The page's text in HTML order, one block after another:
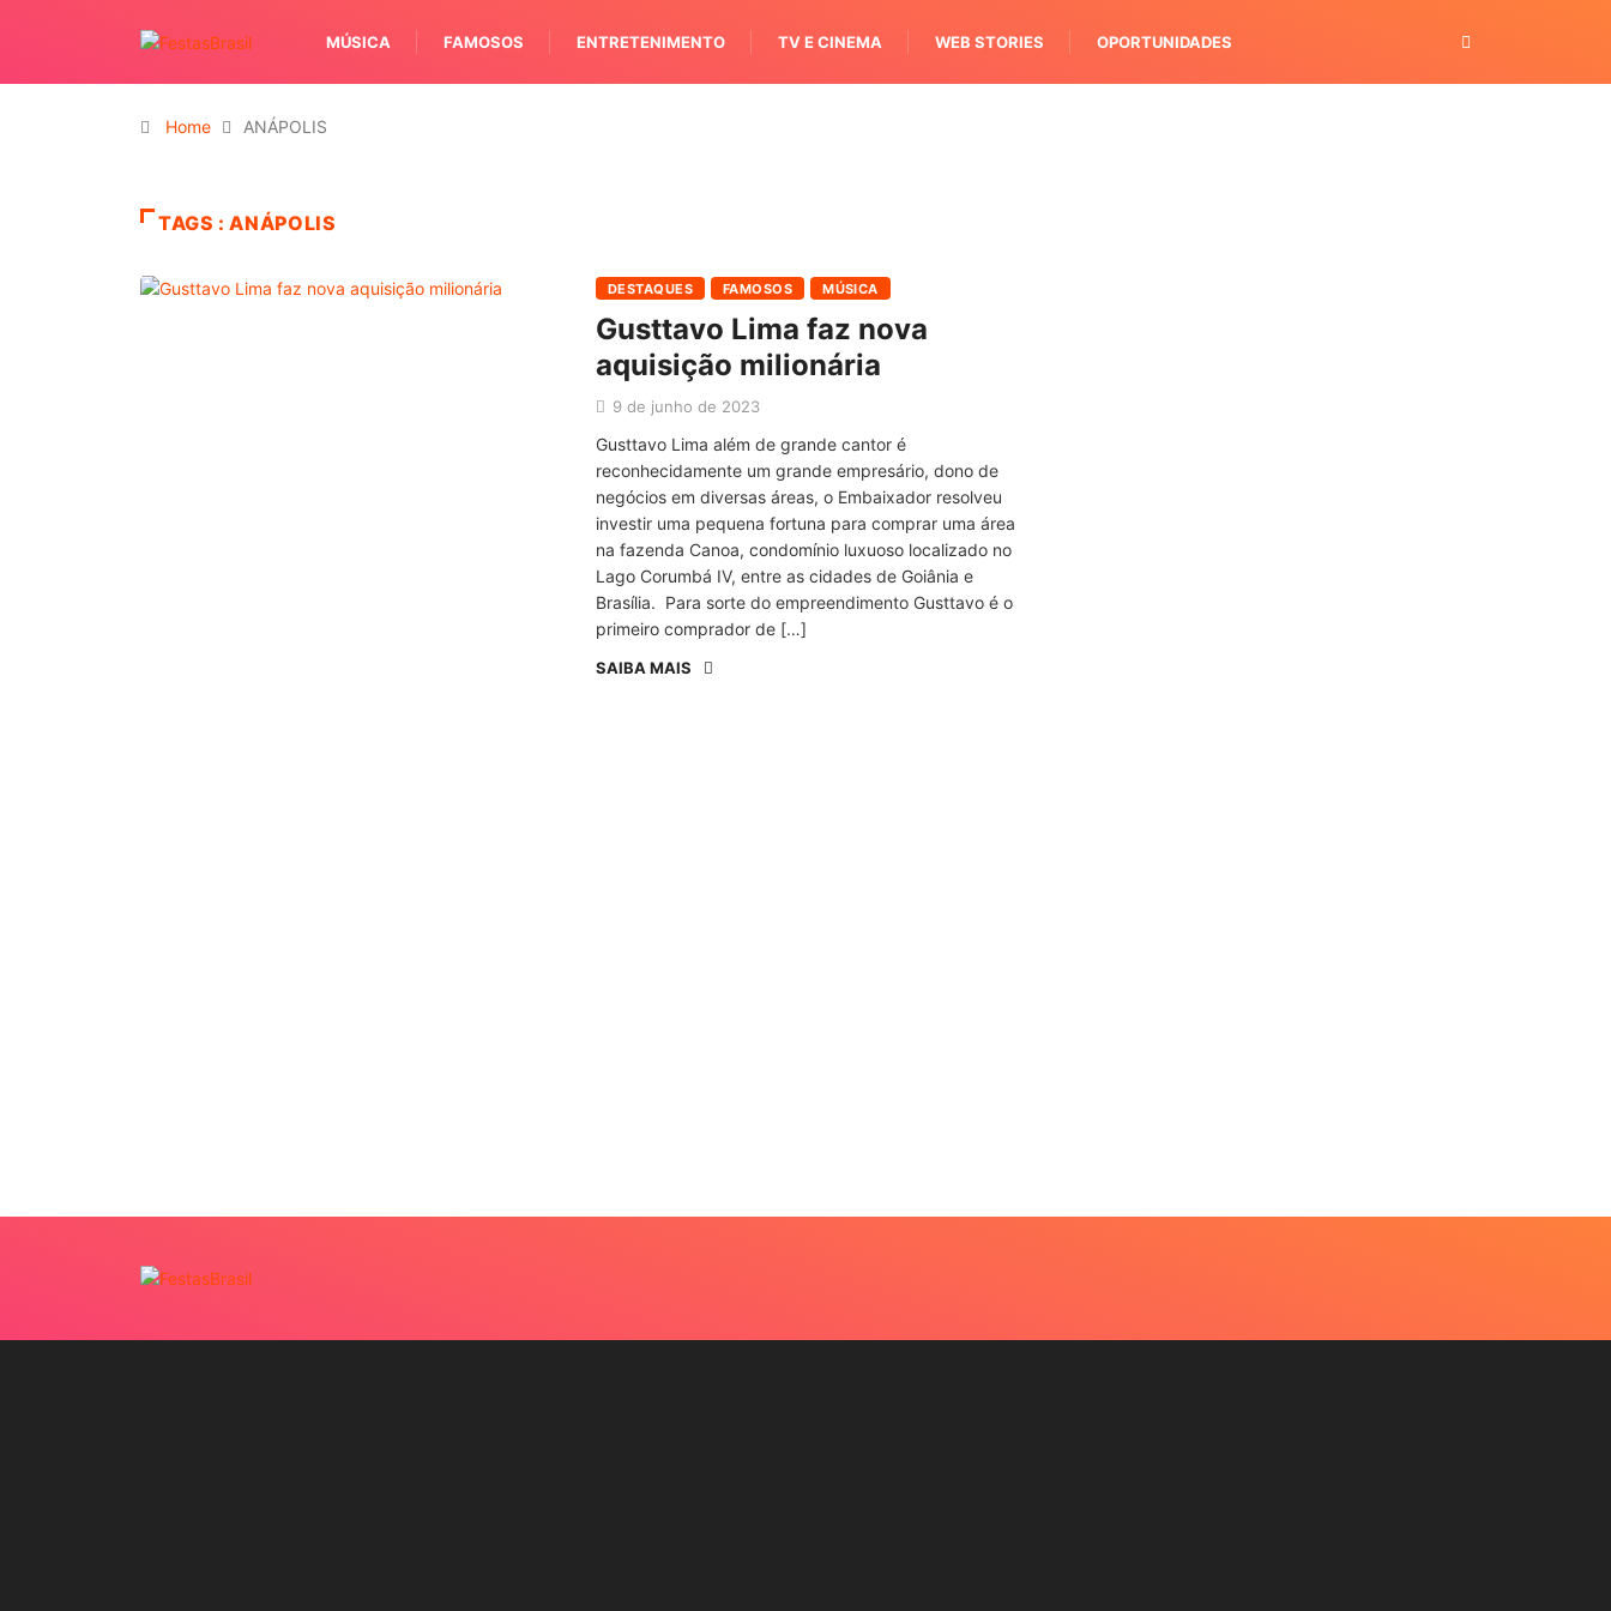
MÚSICA FAMOSOS ENTRETENIMENTO TV E CINEMA WEB STORIES OPORTUNIDADES
Home ANÁPOLIS
TAGS : ANÁPOLIS
DESTAQUES FAMOSOS MÚSICA
Gusttavo Lima faz nova
aquisição milionária
9 de junho de 2023
Gusttavo Lima além de grande cantor é
reconhecidamente um grande empresário, dono de
negócios em diversas áreas, o Embaixador resolveu
investir uma pequena fortuna para comprar uma área
na fazenda Canoa, condomínio luxuoso localizado no
Lago Corumbá IV, entre as cidades de Goiânia e
Brasília. Para sorte do empreendimento Gusttavo é o
primeiro comprador de […]
SAIBA MAIS